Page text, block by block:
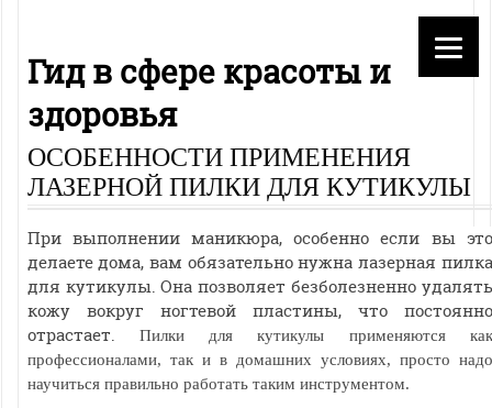
Гид в сфере красоты и
здоровья
ОСОБЕННОСТИ ПРИМЕНЕНИЯ
ЛАЗЕРНОЙ ПИЛКИ ДЛЯ КУТИКУЛЫ
При выполнении маникюра, особенно если вы это
делаете дома, вам обязательно нужна лазерная пилка
для кутикулы. Она позволяет безболезненно удалять
кожу вокруг ногтевой пластины, что постоянно
отрастает.Пилки для кутикулы применяются как
профессионалами, так и в домашних условиях, просто надо
научиться правильно работать таким инструментом.